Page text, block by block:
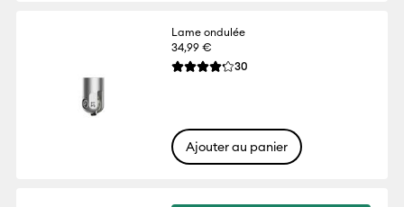
Lame ondulée
34,99 €
La note moyenne de ce produit est 4.2
30
Ajouter au panier